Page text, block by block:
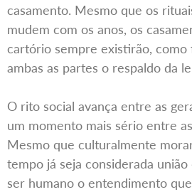
casamento. Mesmo que os
mudem com os anos, os
cartório sempre existirão,
ambas as partes o respaldo da
O rito social avança entre as
um momento mais sério entre
Mesmo que culturalmente
tempo já seja considerada
ser humano o entendimento